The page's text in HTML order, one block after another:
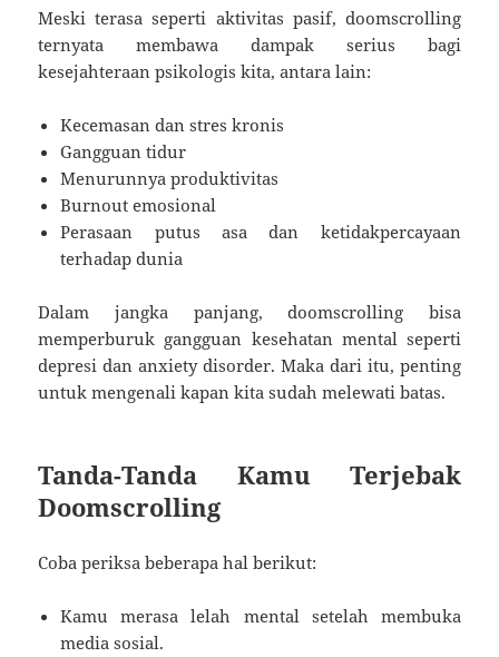
Meski terasa seperti aktivitas pasif, doomscrolling
ternyata membawa dampak serius bagi
kesejahteraan psikologis kita, antara lain:
Kecemasan dan stres kronis
Gangguan tidur
Menurunnya produktivitas
Burnout emosional
Perasaan putus asa dan ketidakpercayaan
terhadap dunia
Dalam jangka panjang, doomscrolling bisa
memperburuk gangguan kesehatan mental seperti
depresi dan anxiety disorder. Maka dari itu, penting
untuk mengenali kapan kita sudah melewati batas.
Tanda-Tanda Kamu Terjebak
Doomscrolling
Coba periksa beberapa hal berikut:
Kamu merasa lelah mental setelah membuka
media sosial.